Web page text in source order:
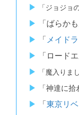
「ジョジョ
「ばらか
「 メイド
「ロード
「魔入りま
「神達に
「 東京リ